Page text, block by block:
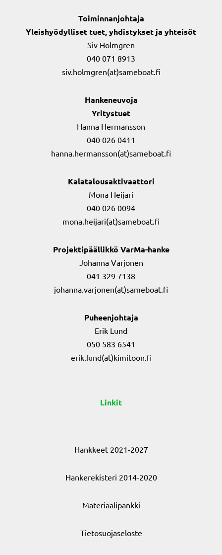
Toiminnanjohtaja
Yleishyödylliset tuet, yhdistykset ja yhteisöt
Siv Holmgren
040 071 8913
siv.holmgren(at)sameboat.fi
Hankeneuvoja
Yritystuet
Hanna Hermansson
040 026 0411
hanna.hermansson(at)sameboat.fi
Kalatalousaktivaattori
Mona Heijari
040 026 0094
mona.heijari(at)sameboat.fi
Projektipäällikkö VarMa-hanke
Johanna Varjonen
041 329 7138
johanna.varjonen(at)sameboat.fi
Puheenjohtaja
Erik Lund
050 583 6541
erik.lund(at)kimitoon.fi
Linkit
Hankkeet 2021-2027
Hankerekisteri 2014-2020
Materiaalipankki
Tietosuojaseloste